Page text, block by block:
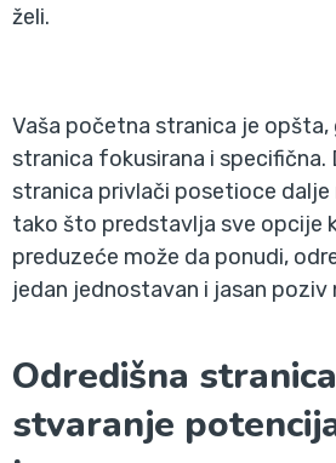
želi.
Vaša početna stranica je opšta,
stranica fokusirana i specifična.
stranica privlači posetioce dalje
tako što predstavlja sve opcije
preduzeće može da ponudi,
jedan jednostavan i jasan poziv
Odredišna
stvaranje